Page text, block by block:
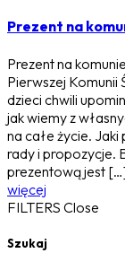
Prezent na
Prezent na
Pierwszej Komunii
dzieci chwili
jak wiemy z
na całe życie.
rady i propozycje.
prezentową jest
więcej
FILTERS Close
Szukaj